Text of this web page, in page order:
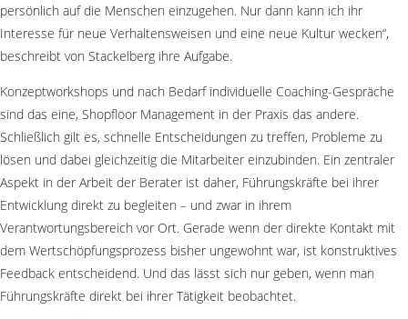
persönlich auf die Menschen einzugehen. Nur dann kann ich ihr
Interesse für neue Verhaltensweisen und eine neue Kultur wecken“,
beschreibt von Stackelberg ihre Aufgabe.
Konzeptworkshops und nach Bedarf individuelle Coaching-Gespräche
sind das eine, Shopfloor Management in der Praxis das andere.
Schließlich gilt es, schnelle Entscheidungen zu treffen, Probleme zu
lösen und dabei gleichzeitig die Mitarbeiter einzubinden. Ein zentraler
Aspekt in der Arbeit der Berater ist daher, Führungskräfte bei ihrer
Entwicklung direkt zu begleiten – und zwar in ihrem
Verantwortungsbereich vor Ort. Gerade wenn der direkte Kontakt mit
dem Wertschöpfungsprozess bisher ungewohnt war, ist konstruktives
Feedback entscheidend. Und das lässt sich nur geben, wenn man
Führungskräfte direkt bei ihrer Tätigkeit beobachtet.